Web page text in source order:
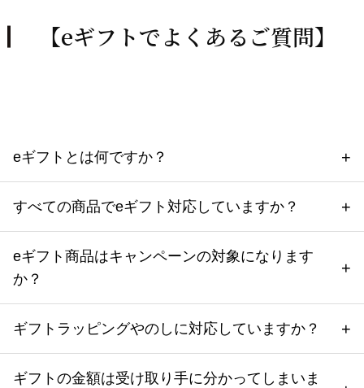
【eギフトでよくあるご質問】
eギフトとは何ですか？
すべての商品でeギフト対応していますか？
eギフト商品はキャンペーンの対象になります
か？
ギフトラッピングやのしに対応していますか？
ギフトの金額は受け取り手に分かってしまいま